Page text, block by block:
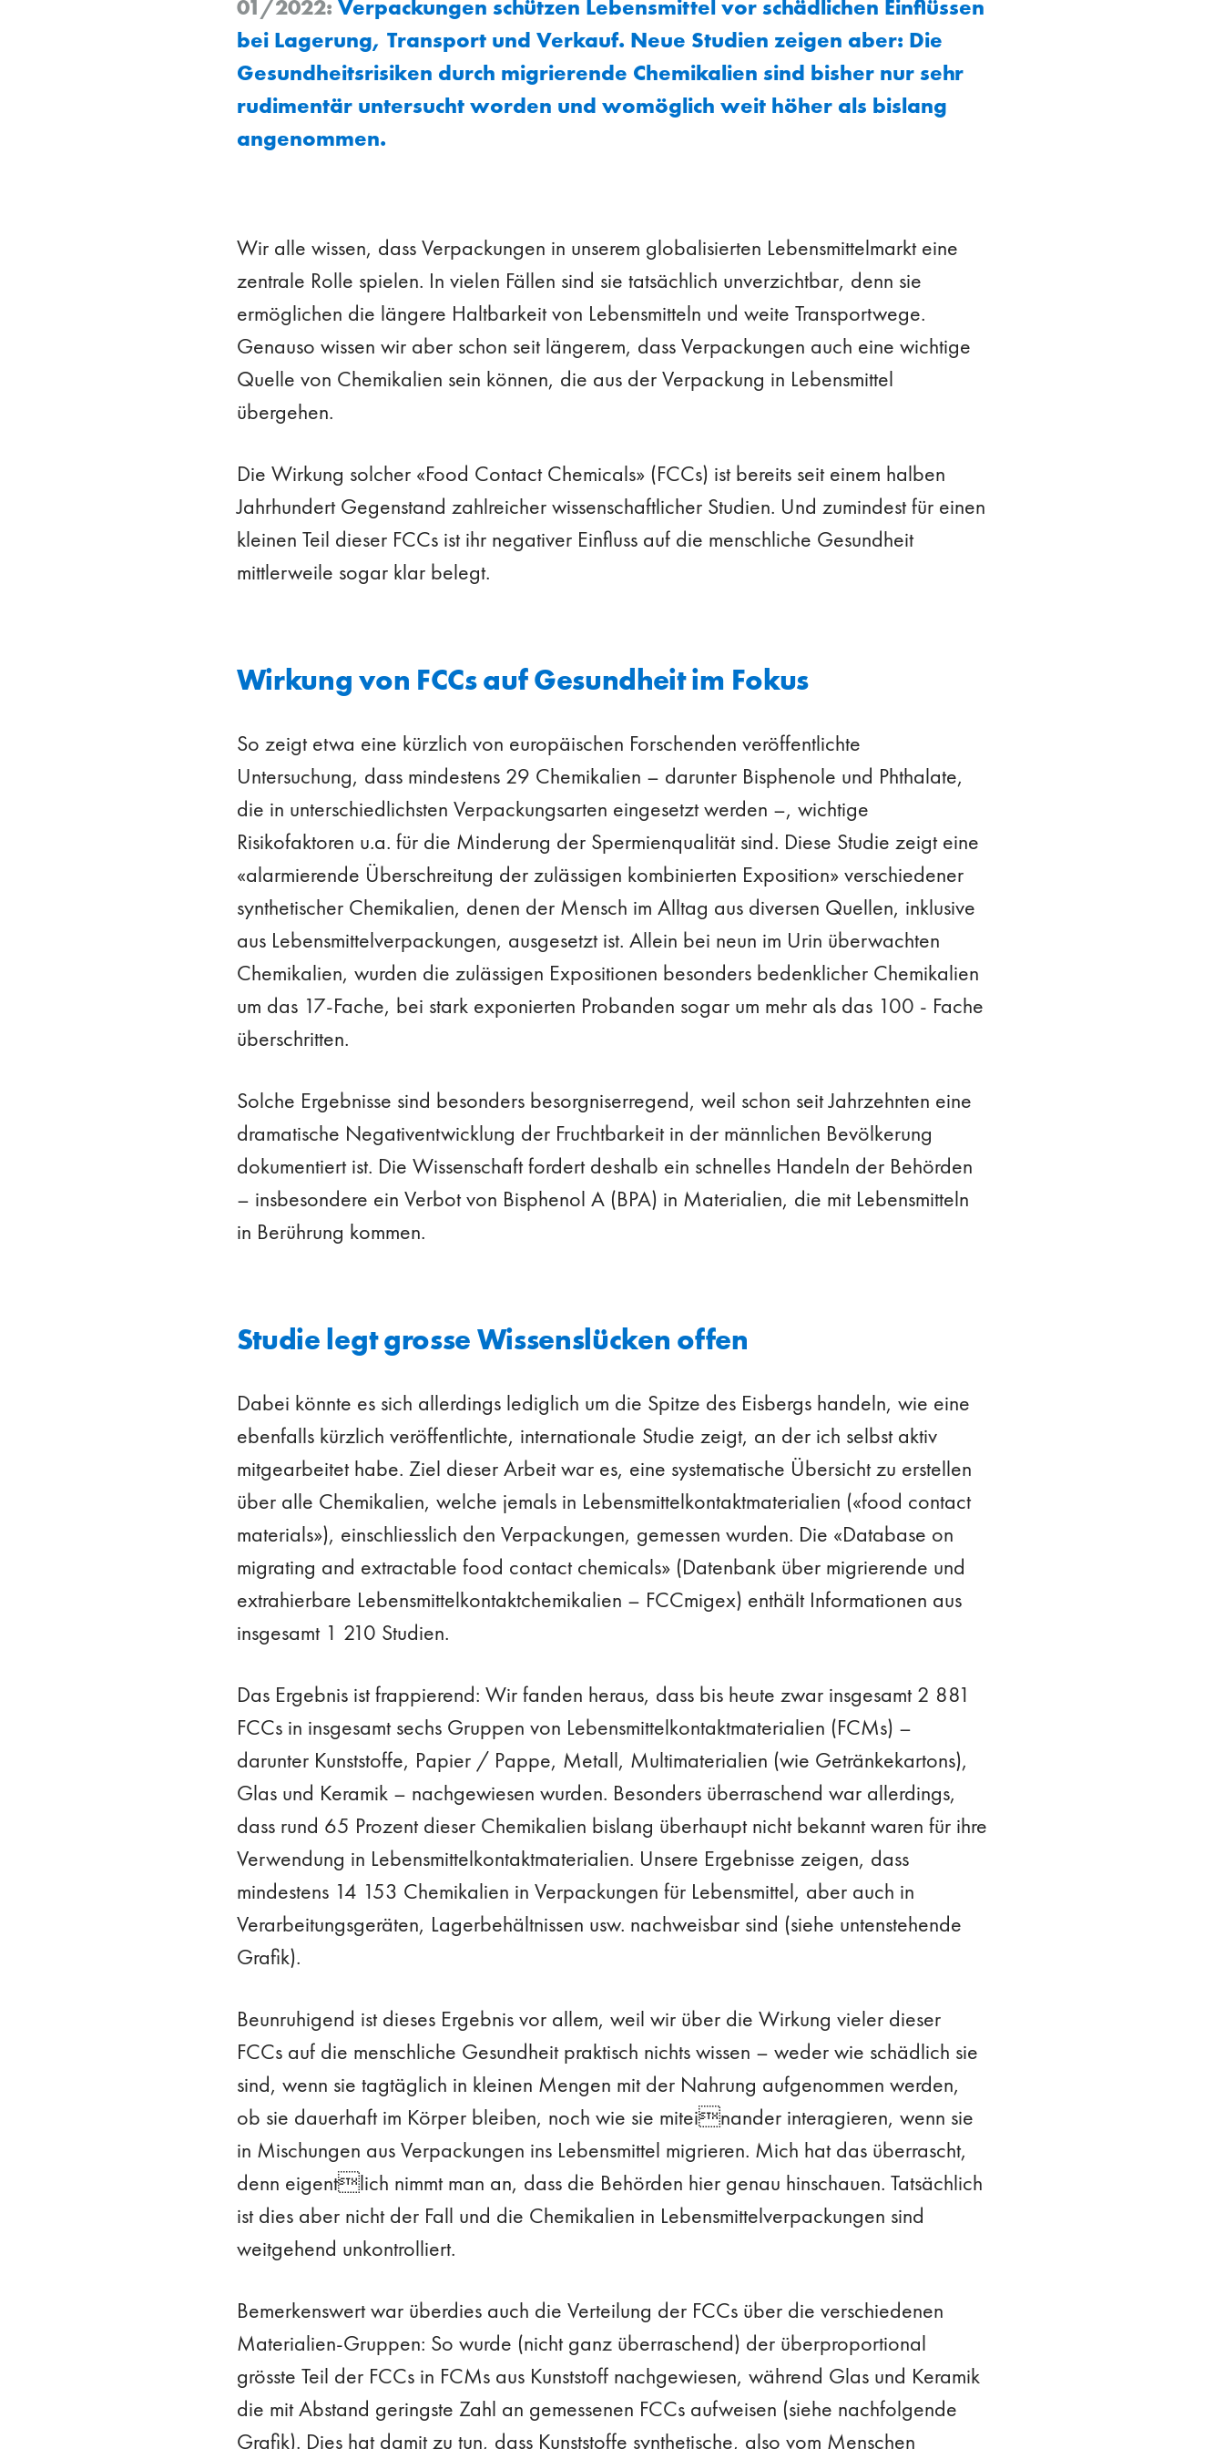
01/2022: Verpackungen schützen Lebensmittel vor schädlichen Einflüssen
bei Lagerung, Transport und Verkauf. Neue Studien zeigen aber: Die
Gesundheitsrisiken durch migrierende Chemikalien sind bisher nur sehr
rudimentär untersucht worden und womöglich weit höher als bislang
angenommen.
Wir alle wissen, dass Verpackungen in unserem globalisierten Lebensmittelmarkt eine
zentrale Rolle spielen. In vielen Fällen sind sie tatsächlich unverzichtbar, denn sie
ermöglichen die längere Haltbarkeit von Lebensmitteln und weite Transportwege.
Genauso wissen wir aber schon seit längerem, dass Verpackungen auch eine wichtige
Quelle von Chemikalien sein können, die aus der Verpackung in Lebensmittel
übergehen.
Die Wirkung solcher «Food Contact Chemicals» (FCCs) ist bereits seit einem halben
Jahrhundert Gegenstand zahlreicher wissenschaftlicher Studien. Und zumindest für einen
kleinen Teil dieser FCCs ist ihr negativer Einfluss auf die menschliche Gesundheit
mittlerweile sogar klar belegt.
Wirkung von FCCs auf Gesundheit im Fokus
So zeigt etwa eine kürzlich von europäischen Forschenden veröffentlichte
Untersuchung, dass mindestens 29 Chemikalien – darunter Bisphenole und Phthalate,
die in unterschiedlichsten Verpackungsarten eingesetzt werden –, wichtige
Risikofaktoren u.a. für die Minderung der Spermienqualität sind. Diese Studie zeigt eine
«alarmierende Überschreitung der zulässigen kombinierten Exposition» verschiedener
synthetischer Chemikalien, denen der Mensch im Alltag aus diversen Quellen, inklusive
aus Lebensmittelverpackungen, ausgesetzt ist. Allein bei neun im Urin überwachten
Chemikalien, wurden die zulässigen Expositionen besonders bedenklicher Chemikalien
um das 17-Fache, bei stark exponierten Probanden sogar um mehr als das 100 - Fache
überschritten.
Solche Ergebnisse sind besonders besorgniserregend, weil schon seit Jahrzehnten eine
dramatische Negativentwicklung der Fruchtbarkeit in der männlichen Bevölkerung
dokumentiert ist. Die Wissenschaft fordert deshalb ein schnelles Handeln der Behörden
– insbesondere ein Verbot von Bisphenol A (BPA) in Materialien, die mit Lebensmitteln
in Berührung kommen.
Studie legt grosse Wissenslücken offen
Dabei könnte es sich allerdings lediglich um die Spitze des Eisbergs handeln, wie eine
ebenfalls kürzlich veröffentlichte, internationale Studie zeigt, an der ich selbst aktiv
mitgearbeitet habe. Ziel dieser Arbeit war es, eine systematische Übersicht zu erstellen
über alle Chemikalien, welche jemals in Lebensmittelkontaktmaterialien («food contact
materials»), einschliesslich den Verpackungen, gemessen wurden. Die «Database on
migrating and extractable food contact chemicals» (Datenbank über migrierende und
extrahierbare Lebensmittelkontaktchemikalien – FCCmigex) enthält Informationen aus
insgesamt 1 210 Studien.
Das Ergebnis ist frappierend: Wir fanden heraus, dass bis heute zwar insgesamt 2 881
FCCs in insgesamt sechs Gruppen von Lebensmittelkontaktmaterialien (FCMs) –
darunter Kunststoffe, Papier / Pappe, Metall, Multimaterialien (wie Getränkekartons),
Glas und Keramik – nachgewiesen wurden. Besonders überraschend war allerdings,
dass rund 65 Prozent dieser Chemikalien bislang überhaupt nicht bekannt waren für ihre
Verwendung in Lebensmittelkontaktmaterialien. Unsere Ergebnisse zeigen, dass
mindestens 14 153 Chemikalien in Verpackungen für Lebensmittel, aber auch in
Verarbeitungsgeräten, Lagerbehältnissen usw. nachweisbar sind (siehe untenstehende
Grafik).
Beunruhigend ist dieses Ergebnis vor allem, weil wir über die Wirkung vieler dieser
FCCs auf die menschliche Gesundheit praktisch nichts wissen – weder wie schädlich sie
sind, wenn sie tagtäglich in kleinen Mengen mit der Nahrung aufgenommen werden,
ob sie dauerhaft im Körper bleiben, noch wie sie miteinander interagieren, wenn sie
in Mischungen aus Verpackungen ins Lebensmittel migrieren. Mich hat das überrascht,
denn eigentlich nimmt man an, dass die Behörden hier genau hinschauen. Tatsächlich
ist dies aber nicht der Fall und die Chemikalien in Lebensmittelverpackungen sind
weitgehend unkontrolliert.
Bemerkenswert war überdies auch die Verteilung der FCCs über die verschiedenen
Materialien-Gruppen: So wurde (nicht ganz überraschend) der überproportional
grösste Teil der FCCs in FCMs aus Kunststoff nachgewiesen, während Glas und Keramik
die mit Abstand geringste Zahl an gemessenen FCCs aufweisen (siehe nachfolgende
Grafik). Dies hat damit zu tun, dass Kunststoffe synthetische, also vom Menschen